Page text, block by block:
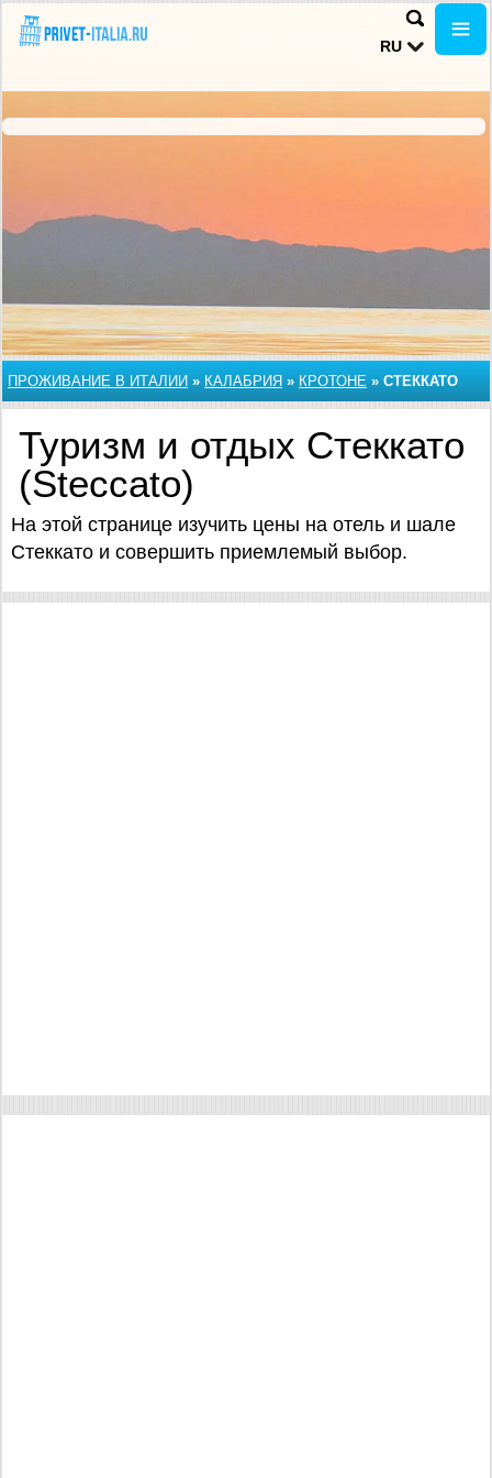
RU
ПРОЖИВАНИЕ В ИТАЛИИ » КАЛАБРИЯ » КРОТОНЕ » СТЕККАТО
Туризм и отдых Стеккато
(Steccato)
На этой странице изучить цены на отель и шале
Стеккато и совершить приемлемый выбор.